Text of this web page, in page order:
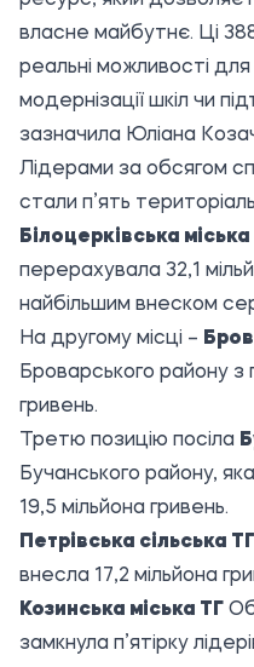
власне майбутнє. Ці
реальні можливості
модернізації шкіл чи
зазначила Юліана
Лідерами за обсягом
стали п’ять
Білоцерківська міська
перерахувала 32,1
найбільшим внеском
На другому місці –
Броварського району з
гривень.
Третю позицію посіла
Бучанського району,
19,5 мільйона гривень.
Петрівська сільська ТГ
внесла 17,2 мільйона
Козинська міська ТГ
замкнула п’ятірку